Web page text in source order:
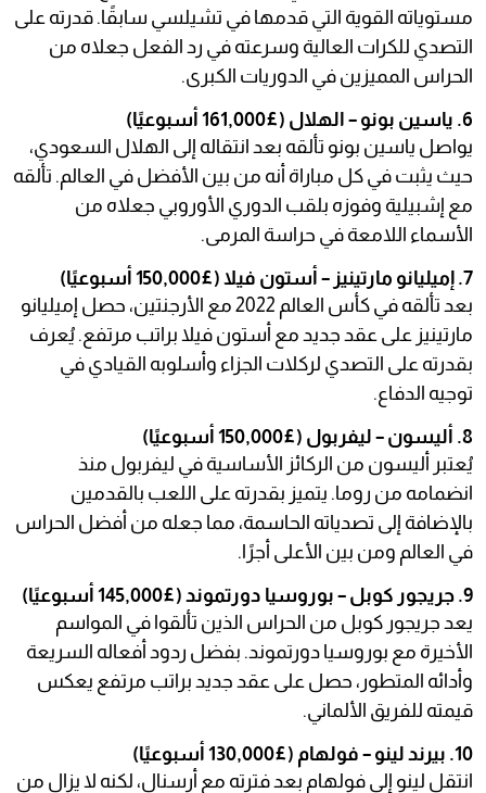
مستوياته القوية التي قدمها في تشيلسي سابقًا. قدرته على
التصدي للكرات العالية وسرعته في رد الفعل جعلاه من
الحراس المميزين في الدوريات الكبرى.
6. ياسين بونو – الهلال (£161,000 أسبوعيًا)
يواصل ياسين بونو تألقه بعد انتقاله إلى الهلال السعودي،
حيث يثبت في كل مباراة أنه من بين الأفضل في العالم. تألقه
مع إشبيلية وفوزه بلقب الدوري الأوروبي جعلاه من
الأسماء اللامعة في حراسة المرمى.
7. إميليانو مارتينيز – أستون فيلا (£150,000 أسبوعيًا)
بعد تألقه في كأس العالم 2022 مع الأرجنتين، حصل إميليانو
مارتينيز على عقد جديد مع أستون فيلا براتب مرتفع. يُعرف
بقدرته على التصدي لركلات الجزاء وأسلوبه القيادي في
توجيه الدفاع.
8. أليسون – ليفربول (£150,000 أسبوعيًا)
يُعتبر أليسون من الركائز الأساسية في ليفربول منذ
انضمامه من روما. يتميز بقدرته على اللعب بالقدمين
بالإضافة إلى تصدياته الحاسمة، مما جعله من أفضل الحراس
في العالم ومن بين الأعلى أجرًا.
9. جريجور كوبل – بوروسيا دورتموند (£145,000 أسبوعيًا)
يعد جريجور كوبل من الحراس الذين تألقوا في المواسم
الأخيرة مع بوروسيا دورتموند. بفضل ردود أفعاله السريعة
وأدائه المتطور، حصل على عقد جديد براتب مرتفع يعكس
قيمته للفريق الألماني.
10. بيرند لينو – فولهام (£130,000 أسبوعيًا)
انتقل لينو إلى فولهام بعد فترته مع أرسنال، لكنه لا يزال من